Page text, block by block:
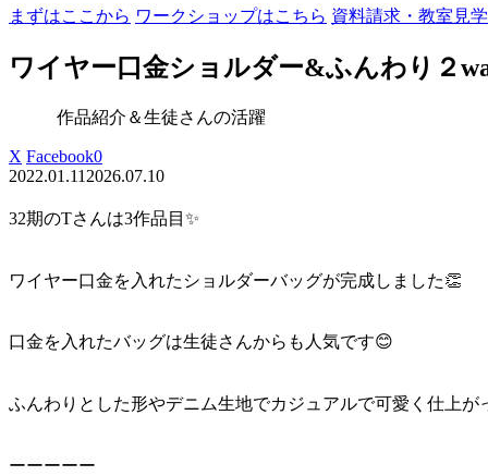
まずはここから ワークショップはこちら 資料請求・教室見
ワイヤー口金ショルダー&ふんわり２
作品紹介＆生徒さんの活躍
X Facebook0
2022.01.11 2026.07.10
32期のTさんは3作品目✨
ワイヤー口金を入れたショルダーバッグが完成しました👏
口金を入れたバッグは生徒さんからも人気です😊
ふんわりとした形やデニム生地でカジュアルで可愛く仕上が
ーーーーー